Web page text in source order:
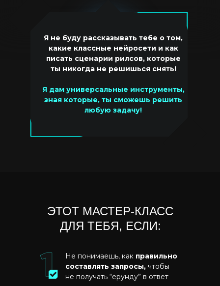
Я не буду рассказывать тебе о том,
какие классные нейросети и как
писать сценарии рилсов, которые
ты никогда не решишься снять!
Я дам универсальные инструменты,
зная которые, ты сможешь решить
любую задачу!
ЭТОТ МАСТЕР-КЛАСС
ДЛЯ ТЕБЯ, ЕСЛИ:
Не понимаешь, как правильно
составлять запросы, чтобы
не получать “ерунду” в ответ